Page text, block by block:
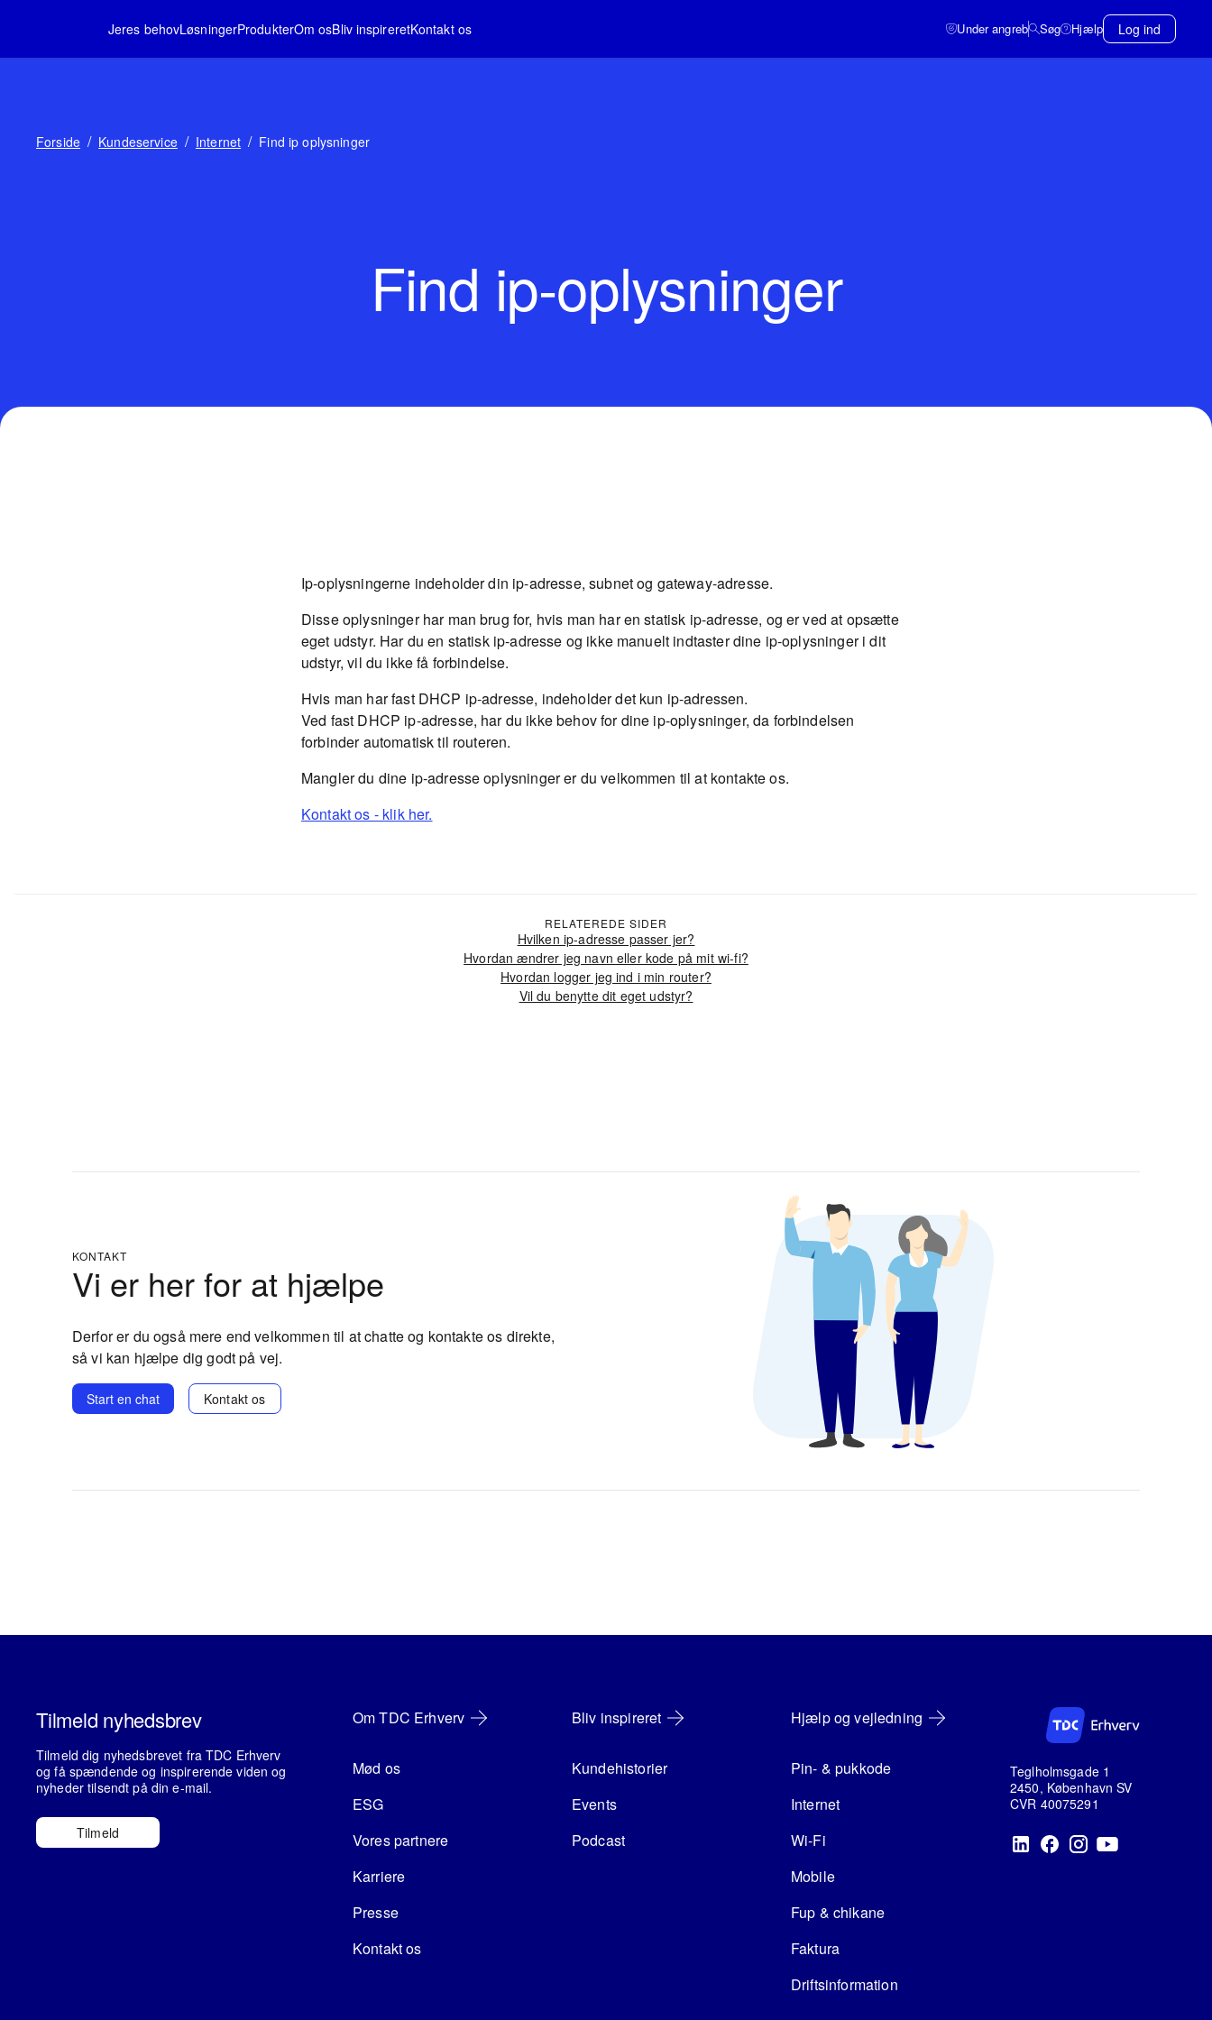
Jeres behovLøsningerProdukterOm osBliv inspireretKontakt os Under angreb Søg Hjælp Log ind
Forside / Kundeservice / Internet / Find ip oplysninger
Find ip-oplysninger
Ip-oplysningerne indeholder din ip-adresse, subnet og gateway-adresse.
Disse oplysninger har man brug for, hvis man har en statisk ip-adresse, og er ved at opsætte
eget udstyr. Har du en statisk ip-adresse og ikke manuelt indtaster dine ip-oplysninger i dit
udstyr, vil du ikke få forbindelse.
Hvis man har fast DHCP ip-adresse, indeholder det kun ip-adressen.
Ved fast DHCP ip-adresse, har du ikke behov for dine ip-oplysninger, da forbindelsen
forbinder automatisk til routeren.
Mangler du dine ip-adresse oplysninger er du velkommen til at kontakte os.
Kontakt os - klik her.
RELATEREDE SIDER
Hvilken ip-adresse passer jer?
Hvordan ændrer jeg navn eller kode på mit wi-fi?
Hvordan logger jeg ind i min router?
Vil du benytte dit eget udstyr?
KONTAKT
Vi er her for at hjælpe
Derfor er du også mere end velkommen til at chatte og kontakte os direkte,
så vi kan hjælpe dig godt på vej.
Start en chat Kontakt os
Tilmeld nyhedsbrev
Tilmeld dig nyhedsbrevet fra TDC Erhverv
og få spændende og inspirerende viden og
nyheder tilsendt på din e-mail.
Tilmeld
Om TDC Erhverv
Mød os
ESG
Vores partnere
Karriere
Presse
Kontakt os
Bliv inspireret
Kundehistorier
Events
Podcast
Hjælp og vejledning
Pin- & pukkode
Internet
Wi-Fi
Mobile
Fup & chikane
Faktura
Driftsinformation
Teglholmsgade 1
2450, København SV
CVR 40075291